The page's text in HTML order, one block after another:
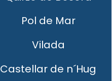
Pol de Mar
Vilada
Castellar de n´Hug